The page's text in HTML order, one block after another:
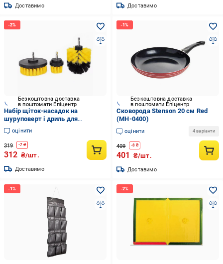
Доставимо Доставимо
Безкоштовна доставка
в поштомати Епіцентр
Набір щіток-насадок на
шуруповерт і дриль для
чищення автомобіля 3 шт.
Жовтий
оцінити
319 -7 ₴
312 ₴/шт.
Доставимо
Безкоштовна доставка
в поштомати Епіцентр
Сковорода Stenson 20 см Red
(MH-0400)
оцінити 4 варіанти
409 -8₴
401 ₴/шт.
Доставимо